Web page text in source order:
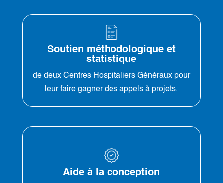
Soutien méthodologique et
statistique
de deux Centres Hospitaliers Généraux pour
leur faire gagner des appels à projets.
Aide à la conception